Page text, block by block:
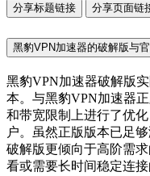
分享标题链接 分享页面链
黑豹VPN加速器的破解版与
黑豹VPN加速器破解版
本。与黑豹VPN加速器
和带宽限制上进行了优
户。虽然正版版本已足
破解版更倾向于高阶需
看或需要长时间稳定连